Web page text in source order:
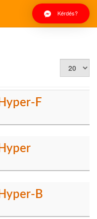
Kérdés?
F
B